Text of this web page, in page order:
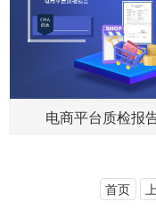
电商平台质检报
首页